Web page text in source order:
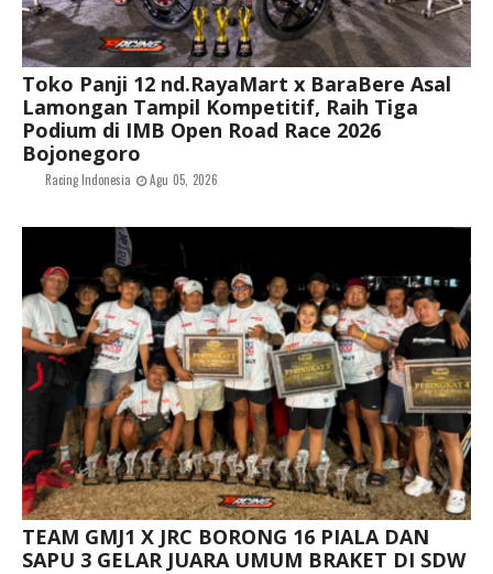
Toko Panji 12 nd.RayaMart x BaraBere Asal
Lamongan Tampil Kompetitif, Raih Tiga
Podium di IMB Open Road Race 2026
Bojonegoro
Racing Indonesia Agu 05, 2026
TEAM GMJ1 X JRC BORONG 16 PIALA DAN
SAPU 3 GELAR JUARA UMUM BRAKET DI SDW